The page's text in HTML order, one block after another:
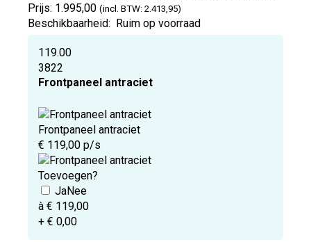
Prijs: 1.995,00 (incl. BTW: 2.413,95)
Beschikbaarheid: Ruim op voorraad
119.00
3822
Frontpaneel antraciet
Frontpaneel antraciet
€ 119,00 p/s
Toevoegen?
à € 119,00
+ € 0,00